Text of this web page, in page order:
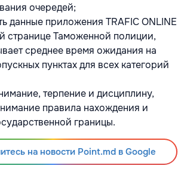
очередей;
данные приложения TRAFIC ONLINE
странице Таможенной полиции,
среднее время ожидания на
пунктах для всех категорий
терпение и дисциплину,
правила нахождения и
границы.
на новости Point.md в Google